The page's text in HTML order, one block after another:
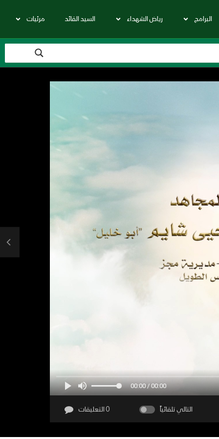
البرامج رياض الشهداء السيد القائد مرئيات
00:00 / 00:00
التالي تلقائياً 0 التعليقات